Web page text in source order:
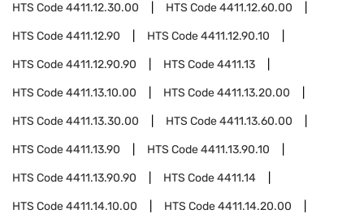
HTS Code4411.12.30.00 HTS Code4411.12.60.00
HTS Code4411.12.90 HTS Code4411.12.90.10
HTS Code4411.12.90.90 HTS Code4411.13
HTS Code4411.13.10.00 HTS Code4411.13.20.00
HTS Code4411.13.30.00 HTS Code4411.13.60.00
HTS Code4411.13.90 HTS Code4411.13.90.10
HTS Code4411.13.90.90 HTS Code4411.14
HTS Code4411.14.10.00 HTS Code4411.14.20.00